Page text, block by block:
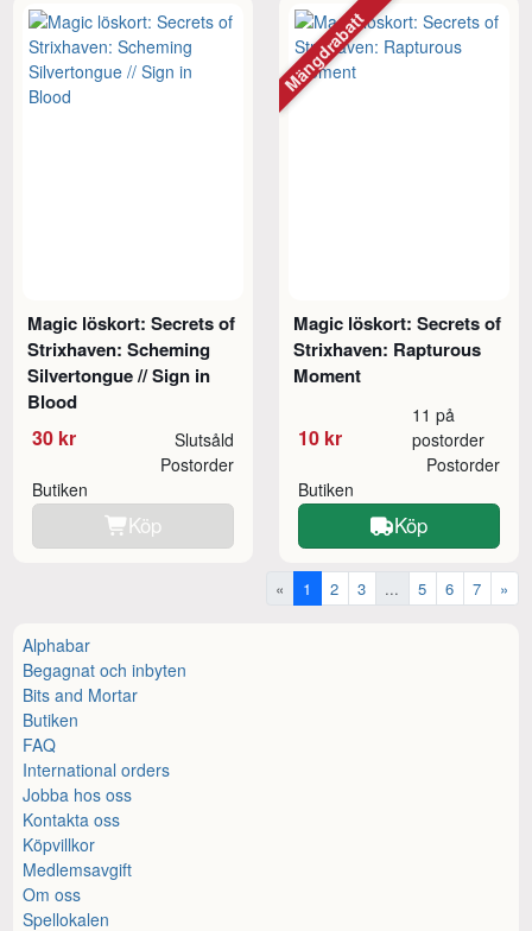
Magic löskort: Secrets of
Strixhaven: Scheming
Silvertongue // Sign in
Blood
30 kr Slutsåld
Butiken
Postorder
Köp
Magic löskort: Secrets of
Strixhaven: Rapturous
Moment
10 kr
11 på
postorder
Butiken
Postorder
Köp
Mängdrabatt
« 1 2 3 ... 5 6 7 »
Alphabar
Begagnat och inbyten
Bits and Mortar
Butiken
FAQ
International orders
Jobba hos oss
Kontakta oss
Köpvillkor
Medlemsavgift
Om oss
Spellokalen